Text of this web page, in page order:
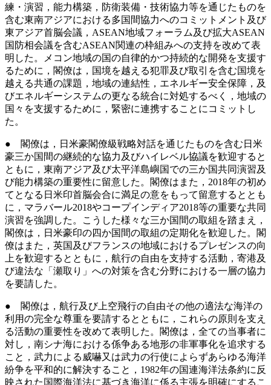
練・演習，能力構築，防衛装備・技術協力等を通じたものを
含む東南アジアにおける多国間協力へのコミットメント及び
東アジア首脳会議，ASEAN地域フォーラム及び拡大ASEAN
国防相会議を含むASEAN関連の枠組みへの支持を改めて表
明した。メコン地域の国の自律的かつ持続的な開発を支援す
るために，閣僚は，国境を越える犯罪及び取引を含む国境を
越える共通の課題，地域の連結性，エネルギー安全保障，及
びエネルギーシステムの更なる統合に対処するべく，地域の
国々を支援するために，緊密に連携することにコミットし
た。
● 閣僚は，日米豪閣僚級戦略対話を通じたものを含む日米
豪三か国間の継続的な協力及びハイレベル協議を歓迎すると
ともに，東南アジア及び太平洋島嶼国での三か国共同演習及
び能力構築の重要性に留意した。閣僚はまた，2018年の初め
てとなる日米印首脳会合に満足の意をもって留意するととも
に，マラバール2018やコープインディア2018等の重要な共同
演習を強調した。こうした様々な三か国間の取組を踏まえ，
閣僚は，日米豪印の四か国間の取組の定期化を歓迎した。閣
僚はまた，英国及びフランスの地域におけるプレゼンスの向
上を歓迎するとともに，航行の自由を支持する活動，寄港及
び違法な「瀬取り」への対策を含む分野における一層の協力
を要請した。
● 閣僚は，航行及び上空飛行の自由その他の適法な海洋の
利用の完全な尊重を要請するとともに，これらの原則を支え
る活動の重要性を改めて表明した。閣僚は，全ての当事者に
対し，南シナ海における係争ある地形の非軍事化を追求する
こと，武力による威嚇又は武力の行使によらずあらゆる海洋
紛争を平和的に解決すること，1982年の国連海洋法条約に反
映された国際海洋法に基づき海洋に係る主張を明確にするこ